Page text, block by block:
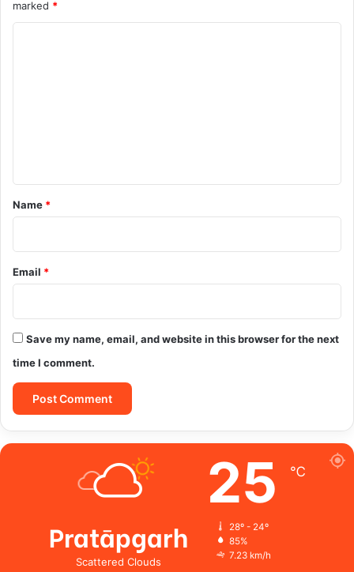
marked *
*
Name *
Email *
Save my name, email, and website in this browser for the next
time I comment.
Pratāpgarh
Scattered Clouds
25 ℃
28º - 24º
85%
7.23 km/h